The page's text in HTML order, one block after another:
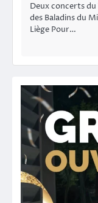
Deux concerts du
des Baladins du
Liège Pour…